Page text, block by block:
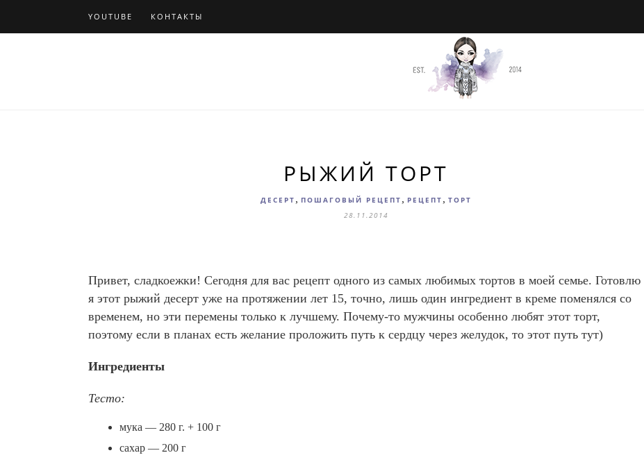
YOUTUBE КОНТАКТЫ
РЫЖИЙ ТОРТ
ДЕСЕРТ , ПОШАГОВЫЙ РЕЦЕПТ , РЕЦЕПТ , ТОРТ
28.11.2014
Привет, сладкоежки! Сегодня для вас рецепт одного из самых любимых тортов в моей семье. Готовлю
я этот рыжий десерт уже на протяжении лет 15, точно, лишь один ингредиент в креме поменялся со
временем, но эти перемены только к лучшему. Почему-то мужчины особенно любят этот торт,
поэтому если в планах есть желание проложить путь к сердцу через желудок, то этот путь тут)
Ингредиенты
Тесто:
мука — 280 г. + 100 г
сахар — 200 г